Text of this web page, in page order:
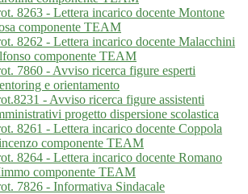
8263 - Lettera incarico docente Montone
componente TEAM
8262 - Lettera incarico docente Malacchini
componente TEAM
7860 - Avviso ricerca figure esperti
e orientamento
- Avviso ricerca figure assistenti
progetto dispersione scolastica
8261 - Lettera incarico docente Coppola
componente TEAM
8264 - Lettera incarico docente Romano
componente TEAM
7826 - Informativa Sindacale